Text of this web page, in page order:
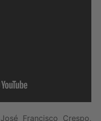
Francisco Crespo,